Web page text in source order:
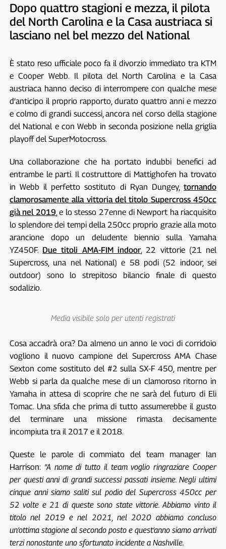
Dopo quattro stagioni e mezza, il pilota
del North Carolina e la Casa austriaca si
lasciano nel bel mezzo del National
È stato reso ufficiale poco fa il divorzio immediato tra KTM
e Cooper Webb. Il pilota del North Carolina e la Casa
austriaca hanno deciso di interrompere con qualche mese
d’anticipo il proprio rapporto, durato quattro anni e mezzo
e colmo di grandi successi, ancora nel corso della stagione
del National e con Webb in seconda posizione nella griglia
playoff del SuperMotocross.
Una collaborazione che ha portato indubbi benefici ad
entrambe le parti. Il costruttore di Mattighofen ha trovato
in Webb il perfetto sostituto di Ryan Dungey,tornando
clamorosamente alla vittoria del titolo Supercross 450cc
già nel 2019, e lo stesso 27enne di Newport ha riacquisito
lo splendore dei tempi della 250cc proprio grazie alla moto
arancione dopo un deludente biennio sulla Yamaha
YZ450F. Due titoli AMA-FIM indoor, 22 vittorie (21 nel
Supercross, una nel National) e 58 podi (52 indoor, sei
outdoor) sono lo strepitoso bilancio finale di questo
sodalizio.
Media visibile solo per utenti registrati
Cosa accadrà ora? Da almeno un anno le voci di corridoio
vogliono il nuovo campione del Supercross AMA Chase
Sexton come sostituto del #2 sulla SX-F 450, mentre per
Webb si parla da qualche mese di un clamoroso ritorno in
Yamaha in attesa di scoprire che ne sarà del futuro di Eli
Tomac. Una sfida che prima di tutto assumerebbe il gusto
del terminare una missione rimasta decisamente
incompiuta tra il 2017 e il 2018.
Queste le parole di commiato del team manager Ian
Harrison:“A nome di tutto il team voglio ringraziare Cooper
per questi anni di grandi successi passati insieme. Negli ultimi
cinque anni siamo saliti sul podio del Supercross 450cc per
52 volte e 21 di queste sono state vittorie. Abbiamo vinto il
titolo nel 2019 e nel 2021, nel 2020 abbiamo concluso
un’ottima stagione al secondo posto e quest’anno siamo arrivati
terzi nonostante uno sfortunato incidente a Nashville.